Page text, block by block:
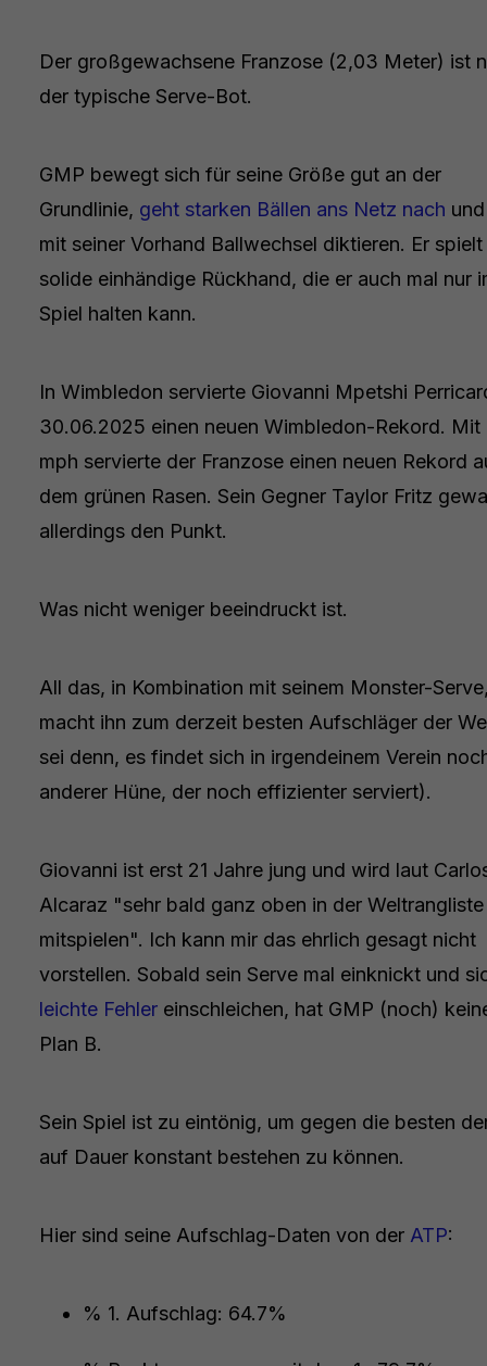
Der großgewachsene Franzose (2,03 Meter) ist
der typische Serve-Bot.
GMP bewegt sich für seine Größe gut an der
Grundlinie, geht starken Bällen ans Netz nach
mit seiner Vorhand Ballwechsel diktieren. Er spielt
solide einhändige Rückhand, die er auch mal nur
Spiel halten kann.
In Wimbledon servierte Giovanni Mpetshi
30.06.2025 einen neuen Wimbledon-Rekord. Mit
mph servierte der Franzose einen neuen Rekord
dem grünen Rasen. Sein Gegner Taylor Fritz
allerdings den Punkt.
Was nicht weniger beeindruckt ist.
All das, in Kombination mit seinem Monster-
macht ihn zum derzeit besten Aufschläger der
sei denn, es findet sich in irgendeinem Verein
anderer Hüne, der noch effizienter serviert).
Giovanni ist erst 21 Jahre jung und wird laut
Alcaraz "sehr bald ganz oben in der Weltrangliste
mitspielen". Ich kann mir das ehrlich gesagt nicht
vorstellen. Sobald sein Serve mal einknickt und
leichte Fehlereinschleichen, hat GMP (noch)
Plan B.
Sein Spiel ist zu eintönig, um gegen die besten
auf Dauer konstant bestehen zu können.
Hier sind seine Aufschlag-Daten von der ATP:
% 1. Aufschlag: 64.7%